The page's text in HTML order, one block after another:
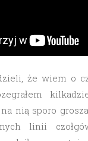
że wiem o
nią sporo
linii